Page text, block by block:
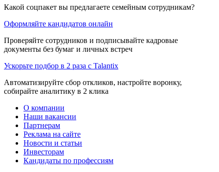
Какой соцпакет вы предлагаете семейным сотрудникам?
Оформляйте кандидатов онлайн
Проверяйте сотрудников и подписывайте кадровые
документы без бумаг и личных встреч
Ускорьте подбор в 2 раза с Talantix
Автоматизируйте сбор откликов, настройте воронку,
собирайте аналитику в 2 клика
О компании
Наши вакансии
Партнерам
Реклама на сайте
Новости и статьи
Инвесторам
Кандидаты по профессиям